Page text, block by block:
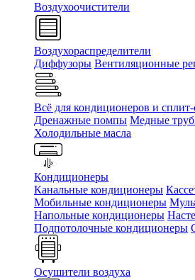
Воздухоочистители
Воздухораспределители
Диффузоры Вентиляционные
Всё для кондиционеров и
Дренажные помпы Медные
Холодильные масла
Кондиционеры
Канальные кондиционеры
Мобильные кондиционеры
Напольные кондиционеры
Подпотолочные кондиционеры
Осушители воздуха